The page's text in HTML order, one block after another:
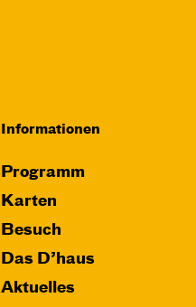
Informationen
Programm
Karten
Besuch
Das D’haus
Aktuelles